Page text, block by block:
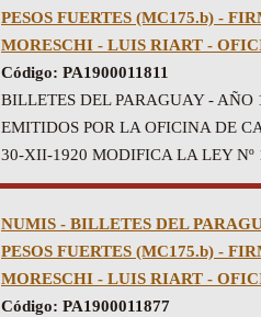
PESOS FUERTES (MC175.b) -
MORESCHI - LUIS RIART -
Código: PA1900011811
BILLETES DEL PARAGUAY -
EMITIDOS POR LA OFICINA DE
30-XII-1920 MODIFICA LA LEY Nº
NUMIS - BILLETES DEL
PESOS FUERTES (MC175.b) -
MORESCHI - LUIS RIART -
Código: PA1900011877